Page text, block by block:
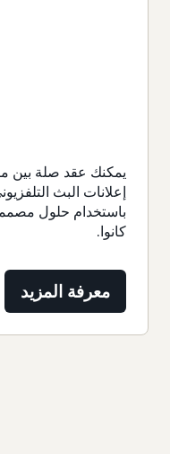
يمكنك عقد صلة بين
إعلانات البث
باستخدام حلول
كانوا.
معرفة المزيد